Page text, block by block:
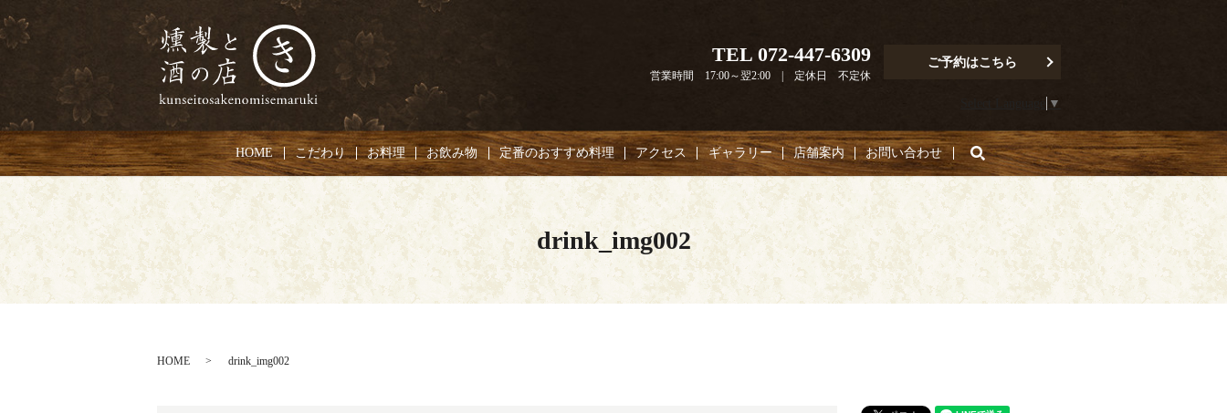
TEL 072-447-6309
営業時間 17:00～翌2:00 | 定休日 不定休
ご予約はこちら
▼
HOME こだわり お料理 お飲み物 定番のおすすめ料理 アクセス ギャラリー 店舗案内 お問い合わせ search
drink_img002
HOME drink_img002